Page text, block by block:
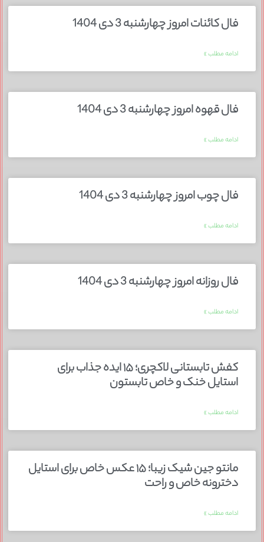
فال کائنات امروز چهارشنبه 3 دی 1404
ادامه مطلب »
فال قهوه امروز چهارشنبه 3 دی 1404
ادامه مطلب »
فال چوب امروز چهارشنبه 3 دی 1404
ادامه مطلب »
فال روزانه امروز چهارشنبه 3 دی 1404
ادامه مطلب »
کفش تابستانی لاکچری؛ ۱۵ ایده‌ جذاب برای
استایل خنک و خاص تابستون
ادامه مطلب »
مانتو جین شیک زیبا؛ ۱۵ عکس خاص برای استایل
دخترونه خاص و راحت
ادامه مطلب »